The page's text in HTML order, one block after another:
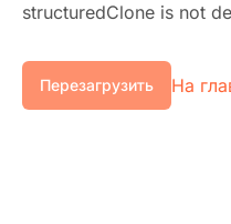
structuredClone is not
Перезагрузить На